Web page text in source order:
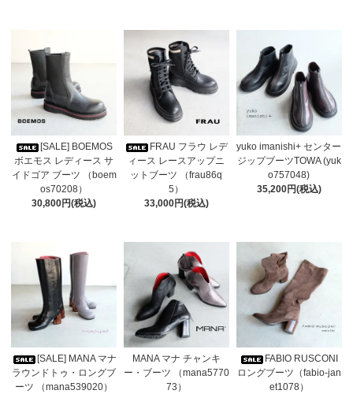
[SALE] BOEMOS
ボエモス レディース サ
イドゴア ブーツ （boem
os70208）
30,800円(税込)
FRAU フラウ レデ
ィース レースアップニ
ットブーツ （frau86q
5）
33,000円(税込)
yuko imanishi+ センター
ジップブーツTOWA (yuk
o757048)
35,200円(税込)
[SALE] MANA マナ
ラウンドトゥ・ロングブ
ーツ （mana539020）
MANA マナ チャンキ
ー・ブーツ （mana5770
73）
FABIO RUSCONI
ロングブーツ（fabio-jan
et1078）